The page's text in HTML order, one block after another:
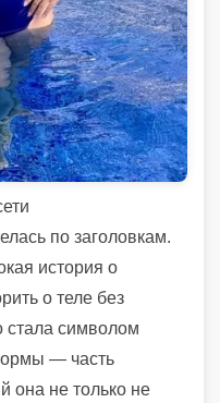
по заголовкам.
история о
о теле без
стала символом
— часть
она не только не